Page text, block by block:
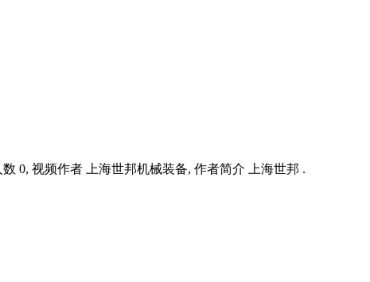
0, 视频作者 上海世邦机械装备, 作者简介 上海世邦 .